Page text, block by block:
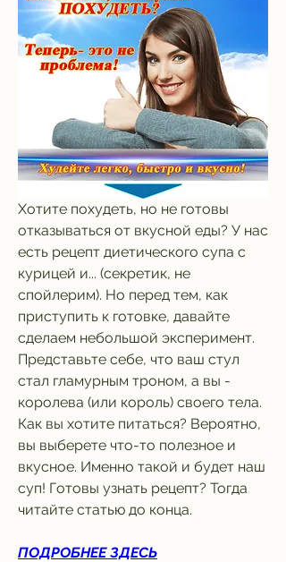
Хотите похудеть, но не готовы
отказываться от вкусной еды? У нас
есть рецепт диетического супа с
курицей и... (секретик, не
спойлерим). Но перед тем, как
приступить к готовке, давайте
сделаем небольшой эксперимент.
Представьте себе, что ваш стул
стал гламурным троном, а вы -
королева (или король) своего тела.
Как вы хотите питаться? Вероятно,
вы выберете что-то полезное и
вкусное. Именно такой и будет наш
суп! Готовы узнать рецепт? Тогда
читайте статью до конца.
ПОДРОБНЕЕ ЗДЕСЬ